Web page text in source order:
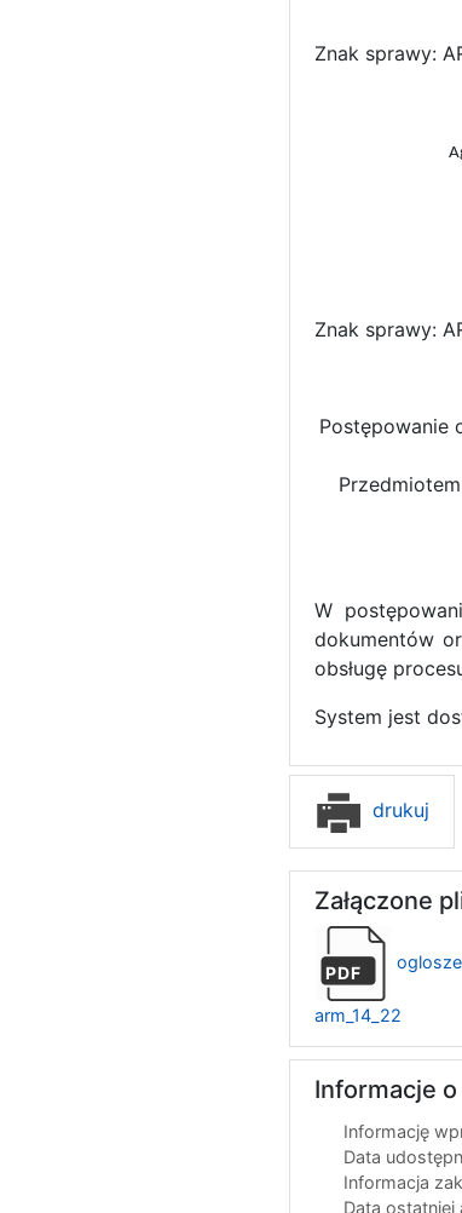
Znak sprawy:
Znak sprawy:
Postępowanie
W
dokumentów
obsługę
System jest
drukuj
Załączone
PDF
arm_14_22
Informacje
Informację
Data
Informacja
Data ostatniej